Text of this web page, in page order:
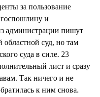
за пользование
и
администрации пишут
суд, но там
суда в силе. 23
лист и сразу
Так ничего и не
к ним снова.